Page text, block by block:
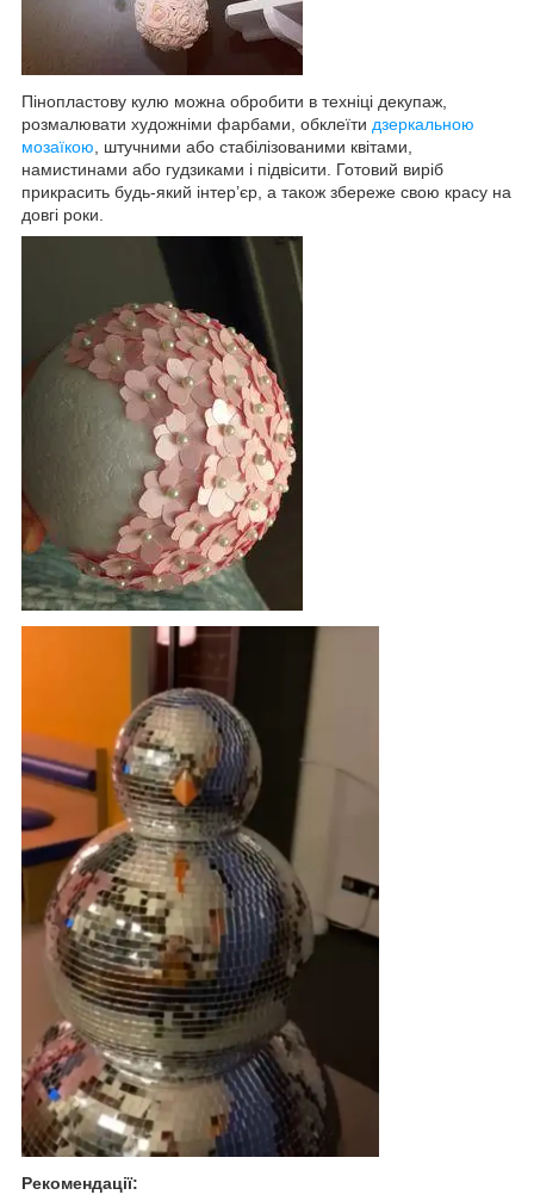
Пінопластову кулю можна обробити в техніці декупаж,
розмалювати художніми фарбами, обклеїти дзеркальною
мозаїкою , штучними або стабілізованими квітами,
намистинами або гудзиками і підвісити. Готовий виріб
прикрасить будь-який інтер’єр, а також збереже свою красу на
довгі роки.
Рекомендації: